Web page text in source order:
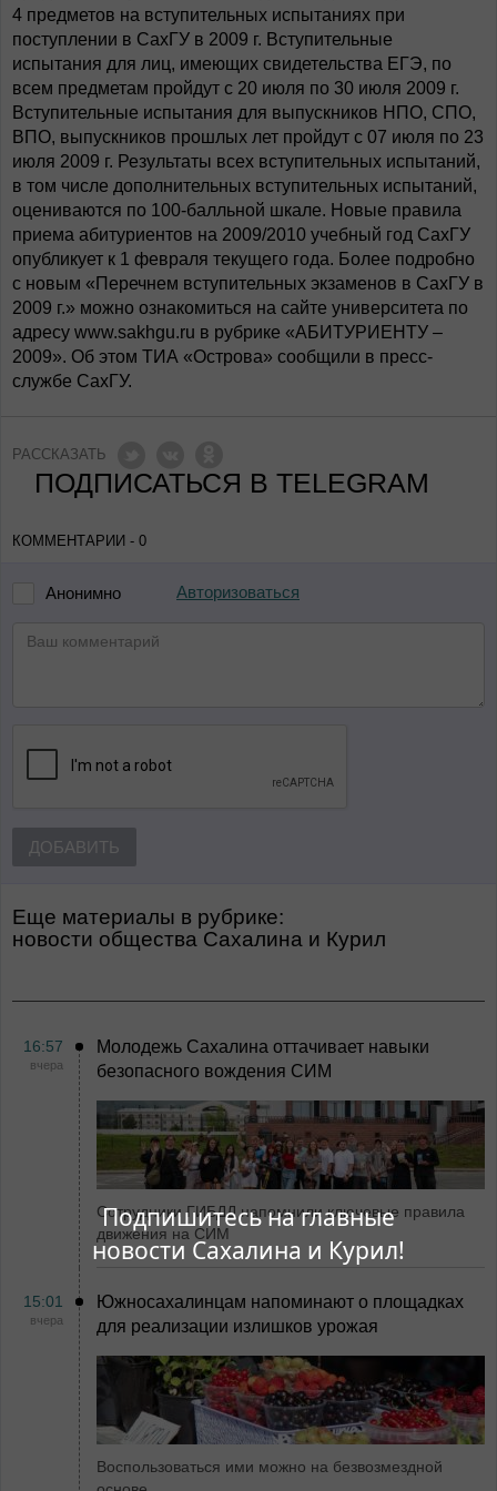
Подпишитесь на главные
новости Сахалина и Курил!
4 предметов на вступительных испытаниях при
поступлении в СахГУ в 2009 г. Вступительные
испытания для лиц, имеющих свидетельства ЕГЭ, по
всем предметам пройдут с 20 июля по 30 июля 2009 г.
Вступительные испытания для выпускников НПО, СПО,
ВПО, выпускников прошлых лет пройдут с 07 июля по 23
июля 2009 г. Результаты всех вступительных испытаний,
в том числе дополнительных вступительных испытаний,
оцениваются по 100-балльной шкале. Новые правила
приема абитуриентов на 2009/2010 учебный год СахГУ
опубликует к 1 февраля текущего года. Более подробно
с новым «Перечнем вступительных экзаменов в СахГУ в
2009 г.» можно ознакомиться на сайте университета по
адресу www.sakhgu.ru в рубрике «АБИТУРИЕНТУ –
2009». Об этом ТИА «Острова» сообщили в пресс-
службе СахГУ.
РАССКАЗАТЬ
ПОДПИСАТЬСЯ В TELEGRAM
КОММЕНТАРИИ - 0
Анонимно Авторизоваться
ДОБАВИТЬ
Еще материалы в рубрике:
Новости общества Сахалина и Курил
16:57
вчера
Молодежь Сахалина оттачивает навыки
безопасного вождения СИМ
Сотрудники ГИБДД напомнили ключевые правила
движения на СИМ
15:01
вчера
Южносахалинцам напоминают о площадках
для реализации излишков урожая
Воспользоваться ими можно на безвозмездной